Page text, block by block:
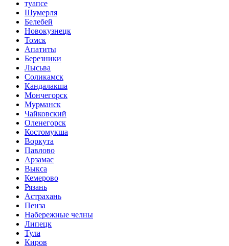
туапсе
Шумерля
Белебей
Новокузнецк
Томск
Апатиты
Березники
Лысьва
Соликамск
Кандалакша
Мончегорск
Мурманск
Чайковский
Оленегорск
Костомукша
Воркута
Павлово
Арзамас
Выкса
Кемерово
Рязань
Астрахань
Пенза
Набережные челны
Липецк
Тула
Киров